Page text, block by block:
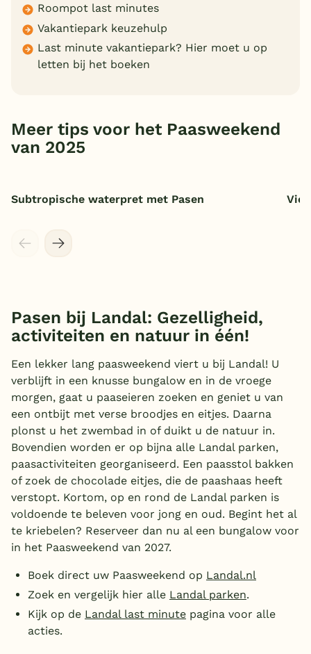
Roompot last minutes
Vakantiepark keuzehulp
Last minute vakantiepark? Hier moet u op
letten bij het boeken
Meer tips voor het Paasweekend
van 2025
Subtropische waterpret met Pasen
Pasen bij Landal: Gezelligheid,
activiteiten en natuur in één!
Een lekker lang paasweekend viert u bij Landal! U
verblijft in een knusse bungalow en in de vroege
morgen, gaat u paaseieren zoeken en geniet u van
een ontbijt met verse broodjes en eitjes. Daarna
plonst u het zwembad in of duikt u de natuur in.
Bovendien worden er op bijna alle Landal parken,
paasactiviteiten georganiseerd. Een paasstol bakken
of zoek de chocolade eitjes, die de paashaas heeft
verstopt. Kortom, op en rond de Landal parken is
voldoende te beleven voor jong en oud. Begint het al
te kriebelen? Reserveer dan nu al een bungalow voor
in het Paasweekend van 2027.
Boek direct uw Paasweekend op Landal.nl
Zoek en vergelijk hier alle Landal parken.
Kijk op de Landal last minute pagina voor alle
acties.